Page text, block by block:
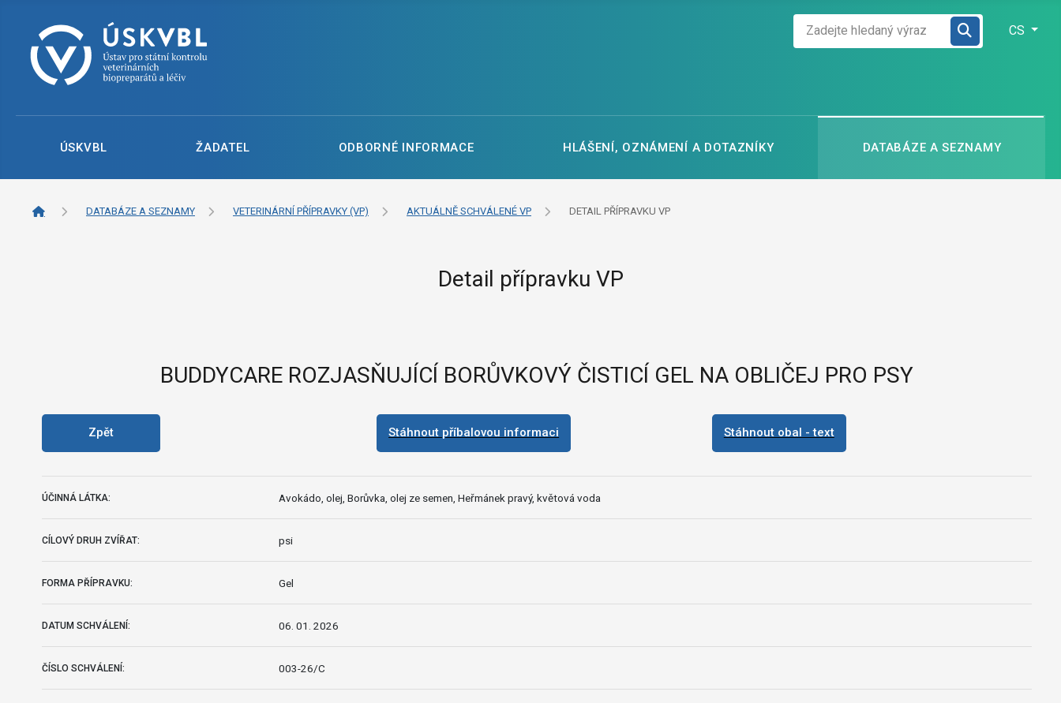
CS
ÚSKVBL ŽADATEL ODBORNÉ INFORMACE HLÁŠENÍ, OZNÁMENÍ A DOTAZNÍKY DATABÁZE A SEZNAMY
DATABÁZE A SEZNAMY VETERINÁRNÍ PŘÍPRAVKY (VP) AKTUÁLNĚ SCHVÁLENÉ VP DETAIL PŘÍPRAVKU VP
Detail přípravku VP
BUDDYCARE ROZJASŇUJÍCÍ BORŮVKOVÝ ČISTICÍ GEL NA OBLIČEJ PRO PSY
Zpět Stáhnout příbalovou informaci Stáhnout obal - text
ÚČINNÁ LÁTKA: Avokádo, olej, Borůvka, olej ze semen, Heřmánek pravý, květová voda
CÍLOVÝ DRUH ZVÍŘAT: psi
FORMA PŘÍPRAVKU: Gel
DATUM SCHVÁLENÍ: 06. 01. 2026
ČÍSLO SCHVÁLENÍ: 003-26/C